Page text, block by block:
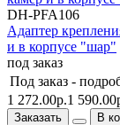
DH-PFA106
Адаптер
и в корпусе "шар"
под заказ
Под заказ -
1 272.00р.1
Заказать В